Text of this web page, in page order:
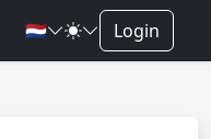
🇳🇱 Login